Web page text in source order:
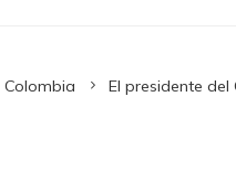
Colombia El presidente